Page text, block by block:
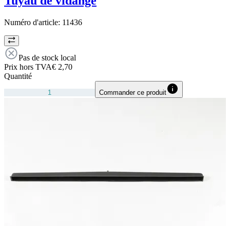
Numéro d'article: 11436
Pas de stock local
Prix hors TVA€ 2,70
Quantité
Commander ce produit